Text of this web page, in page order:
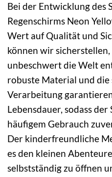
Bei der Entwicklung des
Regenschirms Neon
Wert auf Qualität und
können wir sicherstellen,
unbeschwert die Welt
robuste Material und
Verarbeitung
Lebensdauer, sodass
häufigem Gebrauch
Der kinderfreundliche
es den kleinen
selbstständig zu öffnen